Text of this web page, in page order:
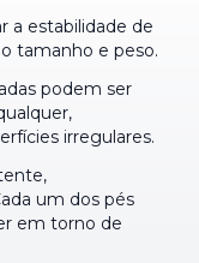
a estabilidade de
tamanho e peso.
podem ser
irregulares.
um dos pés
em torno de